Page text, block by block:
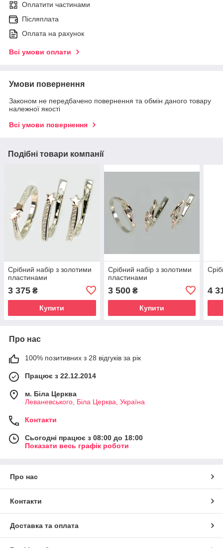
Оплатити частинами
Післяплата
Оплата на рахунок
Всі умови оплати
Умови повернення
Законом не передбачено повернення та обмін даного товару
належної якості
Всі умови повернення
Подібні товари компанії
Срібний набір з золотими
пластинами
3 375 ₴
Купити
Срібний набір з золотими
пластинами
3 500₴
Купити
4
Про нас
100% позитивних з 28 відгуків за рік
Працює з 22.12.2014
м. Біла Церква
Леваневського, Біла Церква, Україна
Контакти
Сьогодні працює з 08:00 до 18:00
Показати весь графік роботи
Про нас
Контакти
Доставка та оплата